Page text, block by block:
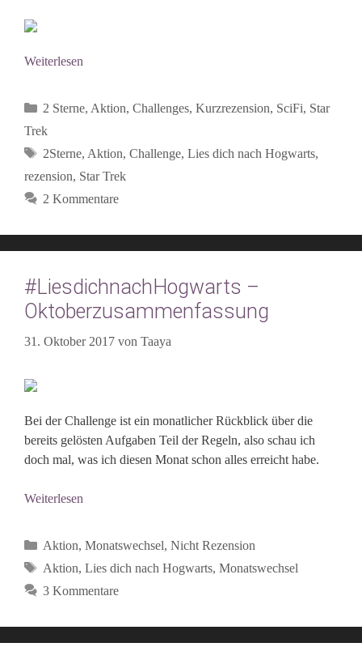
Weiterlesen
Kategorien
2 Sterne, Aktion, Challenges, Kurzrezension, SciFi, Star
Trek
Schlagwörter
2Sterne, Aktion, Challenge, Lies dich nach Hogwarts,
rezension, Star Trek
2 Kommentare
#LiesdichnachHogwarts –
Oktoberzusammenfassung
31. Oktober 2017 von Taaya
Bei der Challenge ist ein monatlicher Rückblick über die
bereits gelösten Aufgaben Teil der Regeln, also schau ich
doch mal, was ich diesen Monat schon alles erreicht habe.
Weiterlesen
Kategorien
Aktion, Monatswechsel, Nicht Rezension
Schlagwörter
Aktion, Lies dich nach Hogwarts, Monatswechsel
3 Kommentare